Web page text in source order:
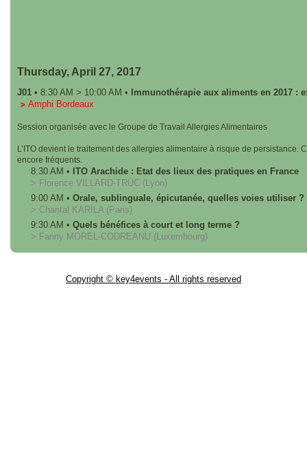
Thursday, April 27, 2017
J01 • 8:30 AM > 10:00 AM • Immunothérapie aux aliments en 2017 :
Amphi Bordeaux
Session organisée avec le Groupe de Travail Allergies Alimentaires
L’ITO devient le traitement des allergies alimentaire à risque de
encore fréquents.
8:30 AM • ITO Arachide : Etat des lieux des pratiques en France
> Florence VILLARD-TRUC (Lyon)
9:00 AM • Orale, sublinguale, épicutanée, quelles voies utiliser ?
> Chantal KARILA (Paris)
9:30 AM • Quels bénéfices à court et long terme ?
> Fanny MOREL-CODREANU (Luxembourg)
Copyright © key4events - All rights reserved